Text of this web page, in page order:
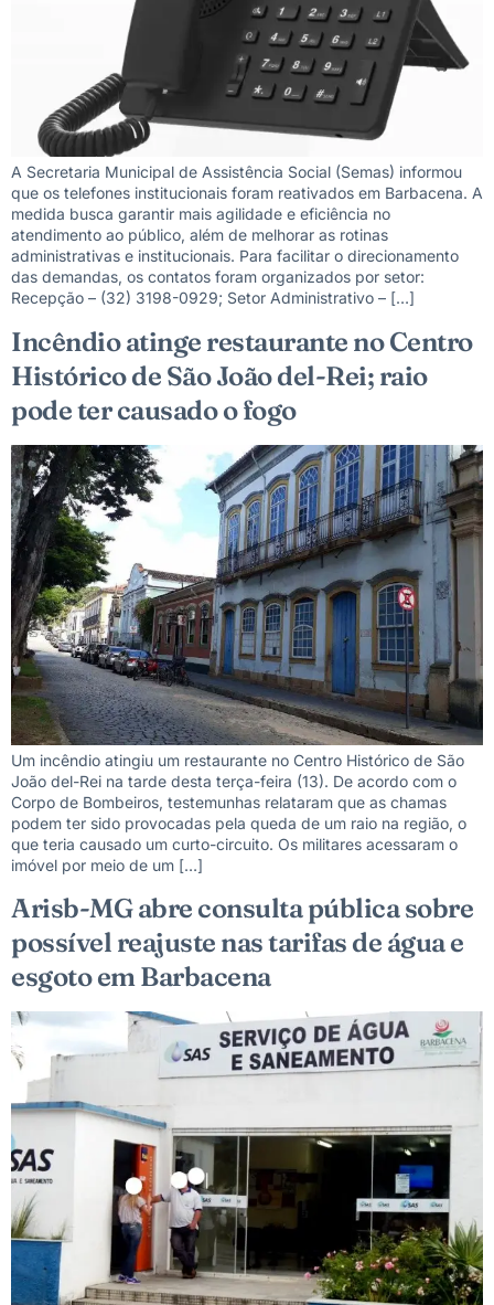
A Secretaria Municipal de Assistência Social (Semas) informou
que os telefones institucionais foram reativados em Barbacena. A
medida busca garantir mais agilidade e eficiência no
atendimento ao público, além de melhorar as rotinas
administrativas e institucionais. Para facilitar o direcionamento
das demandas, os contatos foram organizados por setor:
Recepção – (32) 3198-0929; Setor Administrativo – […]
Incêndio atinge restaurante no Centro
Histórico de São João del-Rei; raio
pode ter causado o fogo
Um incêndio atingiu um restaurante no Centro Histórico de São
João del-Rei na tarde desta terça-feira (13). De acordo com o
Corpo de Bombeiros, testemunhas relataram que as chamas
podem ter sido provocadas pela queda de um raio na região, o
que teria causado um curto-circuito. Os militares acessaram o
imóvel por meio de um […]
Arisb-MG abre consulta pública sobre
possível reajuste nas tarifas de água e
esgoto em Barbacena